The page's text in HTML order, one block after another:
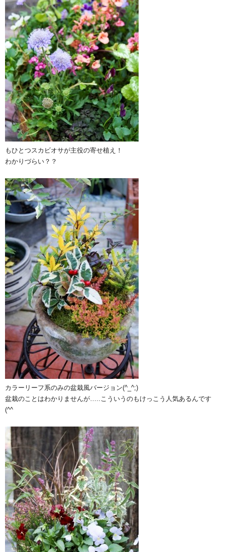
もひとつスカビオサが主役の寄せ植え！
わかりづらい？？
カラーリーフ系のみの盆栽風バージョン(^_^;)
盆栽のことはわかりませんが…..こういうのもけっこう人気あるんです
(^^ゞ